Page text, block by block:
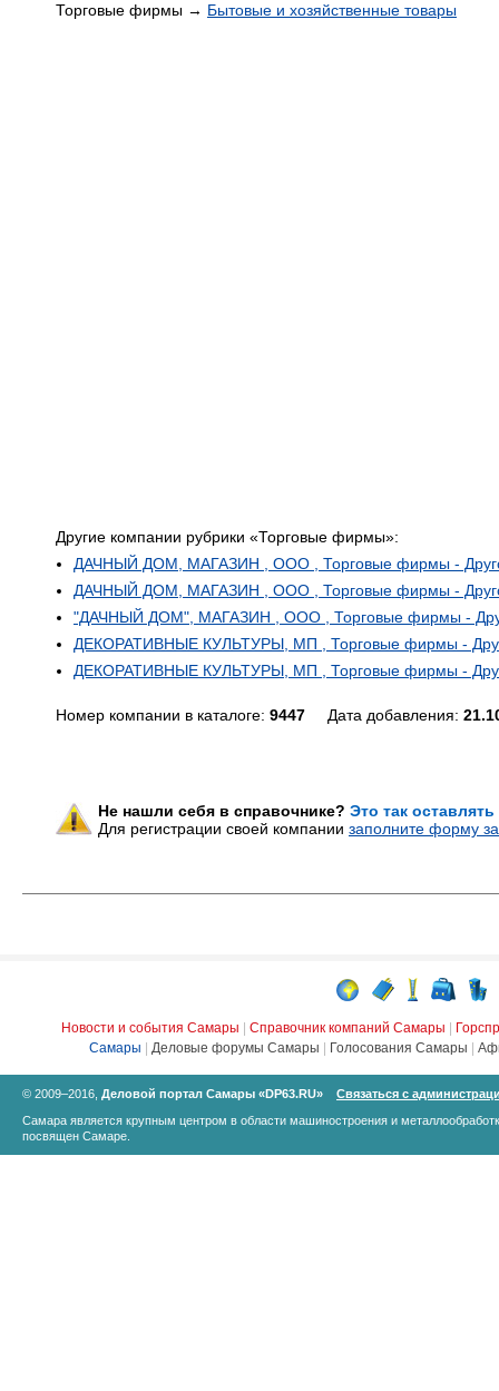
Торговые фирмы → Бытовые и хозяйственные товары
Другие компании рубрики «Торговые фирмы»:
ДАЧНЫЙ ДОМ, МАГАЗИН , ООО , Торговые фирмы -
ДАЧНЫЙ ДОМ, МАГАЗИН , ООО , Торговые фирмы -
"ДАЧНЫЙ ДОМ", МАГАЗИН , ООО , Торговые фирмы -
ДЕКОРАТИВНЫЕ КУЛЬТУРЫ, МП , Торговые фирмы -
ДЕКОРАТИВНЫЕ КУЛЬТУРЫ, МП , Торговые фирмы -
Номер компании в каталоге: 9447 Дата добавления:
Не нашли себя в справочнике? Это так
Для регистрации своей компании заполните форму
Новости и события Самары Справочник компаний Самары
Самары
Деловые форумы Самары Голосования Самары
© 2009–2016, Деловой портал Самары «DP63.RU»
Связаться с
Самара является крупным центром в области машиностроения и
посвящен Самаре.